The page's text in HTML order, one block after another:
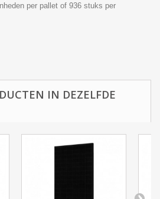
per pallet of 936 stuks per
IN DEZELFDE